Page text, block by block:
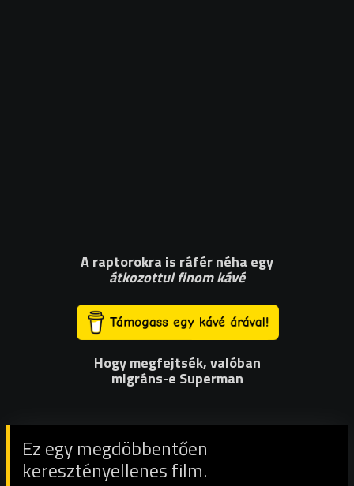
A raptorokra is ráfér néha egy
átkozottul finom kávé
Hogy megfejtsék,valóban
migráns-e Superman
Ez egy megdöbbentően
keresztényellenes film.